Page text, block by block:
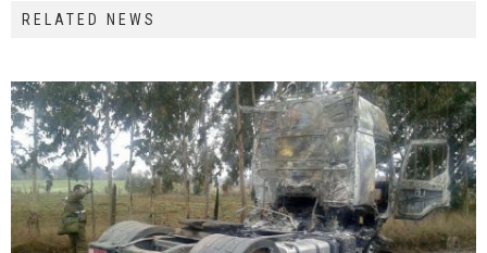
RELATED NEWS